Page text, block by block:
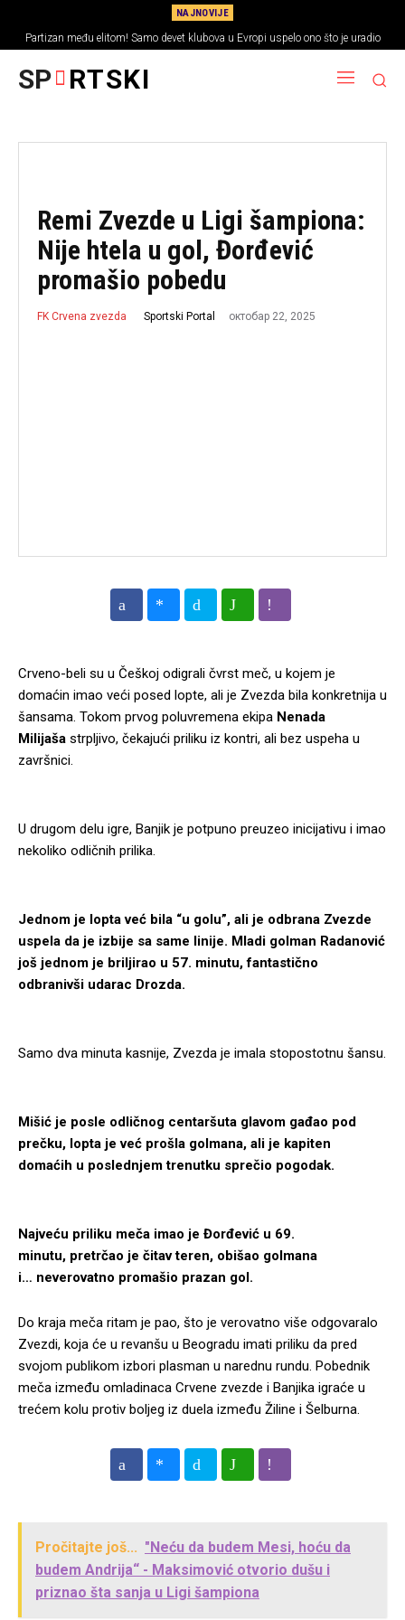
NAJNOVIJE
Partizan među elitom! Samo devet klubova u Evropi uspelo ono što je uradio
tim iz Humske
SP RTSKI
Remi Zvezde u Ligi šampiona:
Nije htela u gol, Đorđević
promašio pobedu
FK Crvena zvezda Sportski Portal октобар 22, 2025
Crveno-beli su u Češkoj odigrali čvrst meč, u kojem je
domaćin imao veći posed lopte, ali je Zvezda bila konkretnija u
šansama. Tokom prvog poluvremena ekipa Nenada
Milijaša strpljivo, čekajući priliku iz kontri, ali bez uspeha u
završnici.
U drugom delu igre, Banjik je potpuno preuzeo inicijativu i imao
nekoliko odličnih prilika.
Jednom je lopta već bila “u golu”, ali je odbrana Zvezde
uspela da je izbije sa same linije. Mladi golman Radanović
još jednom je briljirao u 57. minutu, fantastično
odbranivši udarac Drozda.
Samo dva minuta kasnije, Zvezda je imala stopostotnu šansu.
Mišić je posle odličnog centaršuta glavom gađao pod
prečku, lopta je već prošla golmana, ali je kapiten
domaćih u poslednjem trenutku sprečio pogodak.
Najveću priliku meča imao je Đorđević u 69.
minutu, pretrčao je čitav teren, obišao golmana
i… neverovatno promašio prazan gol.
Do kraja meča ritam je pao, što je verovatno više odgovaralo
Zvezdi, koja će u revanšu u Beogradu imati priliku da pred
svojom publikom izbori plasman u narednu rundu. Pobednik
meča između omladinaca Crvene zvezde i Banjika igraće u
trećem kolu protiv boljeg iz duela između Žiline i Šelburna.
Pročitajte još... "Neću da budem Mesi, hoću da
budem Andrija“ - Maksimović otvorio dušu i
priznao šta sanja u Ligi šampiona